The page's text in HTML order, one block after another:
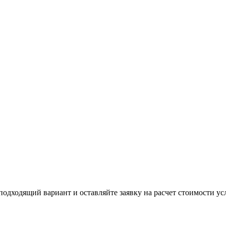
вариант и оставляйте заявку на расчет стоимости